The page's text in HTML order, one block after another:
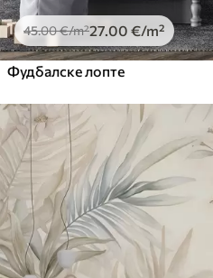
45.00€/m²27 .00 €/m²
Фудбалске лопте